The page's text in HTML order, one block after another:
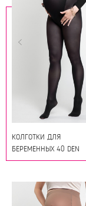
КОЛГОТКИ ДЛЯ
БЕРЕМЕННЫХ 40 DEN
18140 ЧЕРНЫЙ